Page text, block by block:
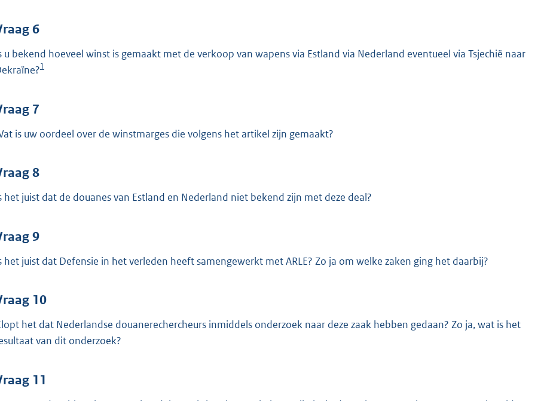
6
u bekend hoeveel winst is gemaakt met de verkoop van wapens via Estland via Nederland eventueel via Tsjechië naar
1
7
is uw oordeel over de winstmarges die volgens het artikel zijn gemaakt?
8
het juist dat de douanes van Estland en Nederland niet bekend zijn met deze deal?
9
het juist dat Defensie in het verleden heeft samengewerkt met ARLE? Zo ja om welke zaken ging het daarbij?
10
het dat Nederlandse douanerechercheurs inmiddels onderzoek naar deze zaak hebben gedaan? Zo ja, wat is het
van dit onderzoek?
11